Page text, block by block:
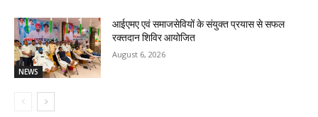
NEWS
आईएमए एवं समाजसेवियों के संयुक्त प्रयास से सफल
रक्तदान शिविर आयोजित
August 6, 2026